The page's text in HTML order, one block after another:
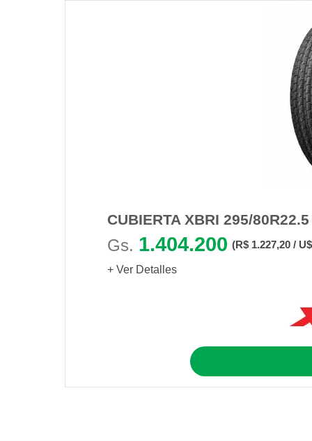
CUBIERTA XBRI 295/
Gs. 1.404.200 (R$ 1.227,20 /
+ Ver Detalles